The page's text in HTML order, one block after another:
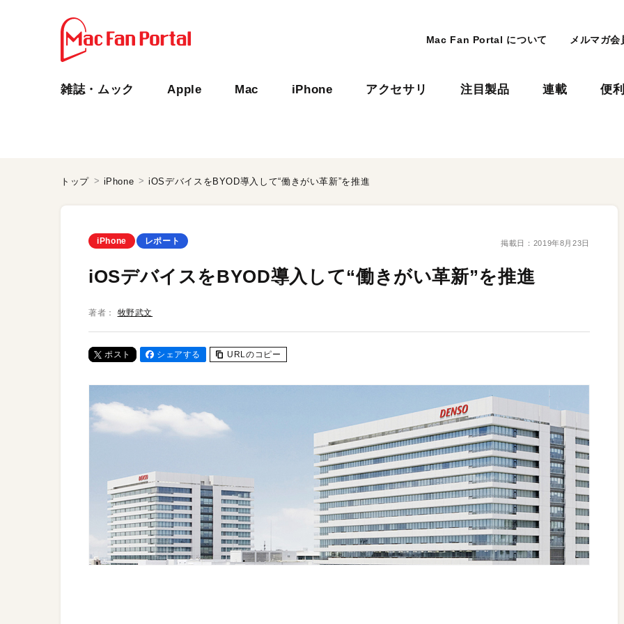
Mac Fan Portal について メルマガ会
雑誌・ムック Apple Mac iPhone アクセサリ 注目製品 連載 便
トップ iPhone iOSデバイスをBYOD導入して“働きがい革新”を推進
iPhone レポート 掲載日： 2019年8月23日
iOSデバイスをBYOD導入して“働きがい革新”を推進
著者： 牧野武文
ポスト シェアする URLのコピー